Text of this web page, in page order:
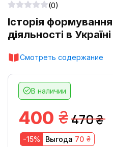
Історія
діяльності в Україні
Смотреть содержание
(0)
В наличии
470
грн.
400 грн.
-15% Выгода 70 грн.